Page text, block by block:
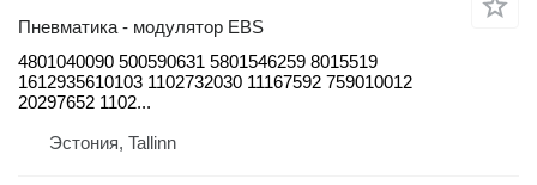
Пневматика - модулятор EBS
4801040090 500590631 5801546259 8015519
1612935610103 1102732030 11167592 759010012
20297652 1102...
Эстония, Tallinn